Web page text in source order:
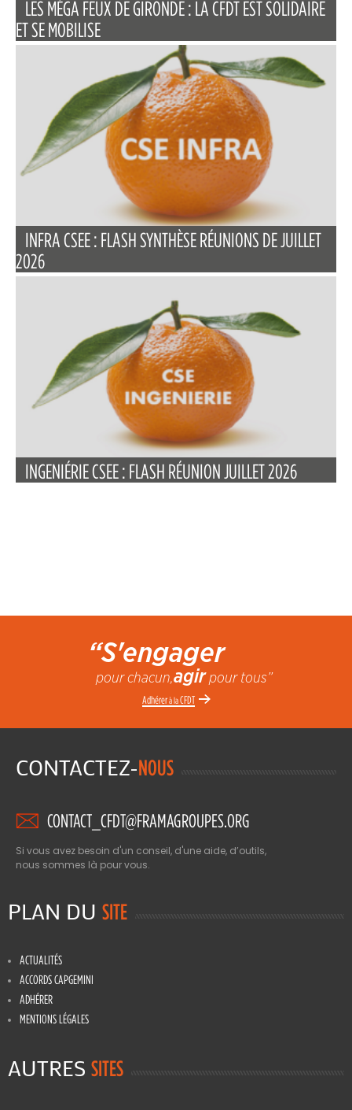
LES MÉGA FEUX DE GIRONDE : LA CFDT EST SOLIDAIRE
ET SE MOBILISE
INFRA CSEE : FLASH SYNTHÈSE RÉUNIONS DE JUILLET
2026
INGENIÉRIE CSEE : FLASH RÉUNION JUILLET 2026
“S'engager
pour chacun,agirpour tous”
Adhérerà laCFDT
CONTACTEZ-NOUS
CONTACT_CFDT@FRAMAGROUPES.ORG
Si vous avez besoin d'un conseil, d'une aide, d’outils,
nous sommes là pour vous.
PLAN DU SITE
ACTUALITÉS
ACCORDS CAPGEMINI
ADHÉRER
MENTIONS LÉGALES
AUTRES SITES